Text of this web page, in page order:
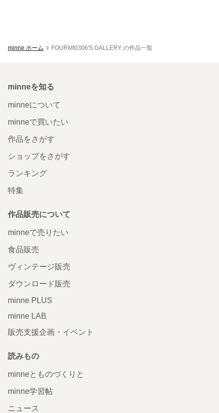
minne ホーム FOURMI0306'S GALLERY の作品一覧
minneを知る
minneについて
minneで買いたい
作品をさがす
ショップをさがす
ランキング
特集
作品販売について
minneで売りたい
食品販売
ヴィンテージ販売
ダウンロード販売
minne PLUS
minne LAB
販売支援企画・イベント
読みもの
minneとものづくりと
minne学習帖
ニュース